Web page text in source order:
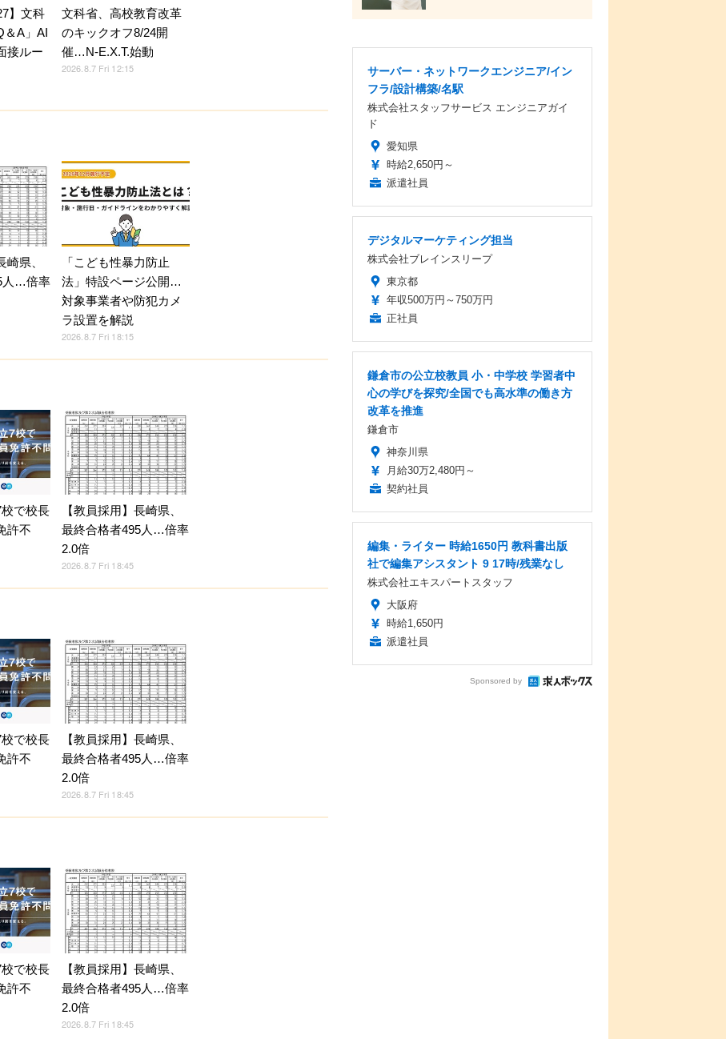
】文科
＆A」AI
接ルー
文科省、高校教育改革
のキックオフ8/24開
催…N-E.X.T.始動
2026.8.7 Fri 12:15
崎県、
人…倍率
「こども性暴力防止
法」特設ページ公開…
対象事業者や防犯カメ
ラ設置を解説
2026.8.7 Fri 18:15
で校長
許不
【教員採用】長崎県、
最終合格者495人…倍率
2.0倍
2026.8.7 Fri 18:45
で校長
許不
【教員採用】長崎県、
最終合格者495人…倍率
2.0倍
2026.8.7 Fri 18:45
で校長
許不
【教員採用】長崎県、
最終合格者495人…倍率
2.0倍
2026.8.7 Fri 18:45
サーバー・ネットワークエンジニア/イン
フラ/設計構築/名駅
株式会社スタッフサービス エンジニアガイ
ド
愛知県
時給2,650円～
派遣社員
デジタルマーケティング担当
株式会社ブレインスリープ
東京都
年収500万円～750万円
正社員
鎌倉市の公立校教員 小・中学校 学習者中
心の学びを探究/全国でも高水準の働き方
改革を推進
鎌倉市
神奈川県
月給30万2,480円～
契約社員
編集・ライター 時給1650円 教科書出版
社で編集アシスタント 9 17時/残業なし
株式会社エキスパートスタッフ
大阪府
時給1,650円
派遣社員
Sponsored by